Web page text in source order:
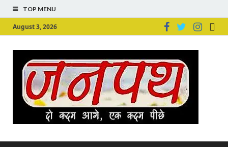
TOP MENU
August 3, 2026